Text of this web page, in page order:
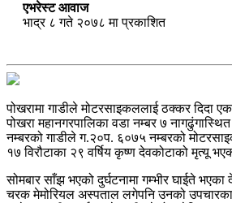
एभरेस्ट आवाज
भाद्र ८ गते २०७८ मा प्रकाशित
पोखरामा गाडीले मोटरसाइकललाई ठक्कर दिदा
पोखरा महानगरपालिका वडा नम्बर ७
नम्बरको गाडीले ग.२०प. ६०७५ नम्बरको
१७ विरौटाका २९ वर्षिय कृष्ण देवकोटाको मृत्यू
सोमबार साँझ भएको दुर्घटनामा गम्भीर घाईते भएका
चरक मेमोरियल अस्पताल लगेपनि उनको